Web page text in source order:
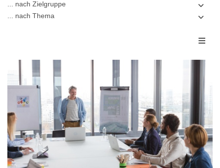
... nach Zielgruppe
... nach Thema